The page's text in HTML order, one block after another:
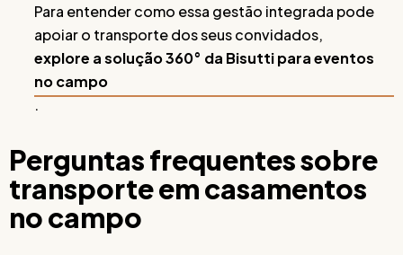
Para entender como essa gestão integrada pode
apoiar o transporte dos seus convidados,
explore a solução 360° da Bisutti para eventos
no campo
.
Perguntas frequentes sobre
transporte em casamentos
no campo